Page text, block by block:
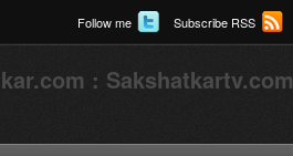
Follow me Subscribe RSS
: Sakshatkartv.com